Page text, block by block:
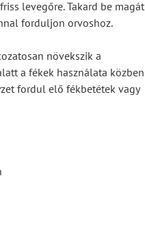
levegőre. Takard be magát
forduljon orvoshoz.
növekszik a
a fékek használata közben
fordul elő fékbetétek vagy